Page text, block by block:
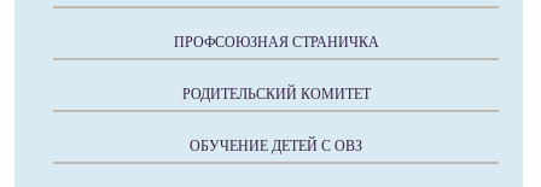
ПРОФСОЮЗНАЯ СТРАНИЧКА
РОДИТЕЛЬСКИЙ КОМИТЕТ
ОБУЧЕНИЕ ДЕТЕЙ С ОВЗ